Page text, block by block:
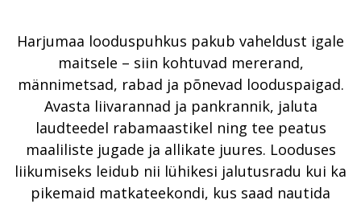
Harjumaa looduspuhkus pakub vaheldust igale
maitsele – siin kohtuvad mererand,
männimetsad, rabad ja põnevad looduspaigad.
Avasta liivarannad ja pankrannik, jaluta
laudteedel rabamaastikel ning tee peatus
maaliliste jugade ja allikate juures. Looduses
liikumiseks leidub nii lühikesi jalutusradu kui ka
pikemaid matkateekondi, kus saad nautida